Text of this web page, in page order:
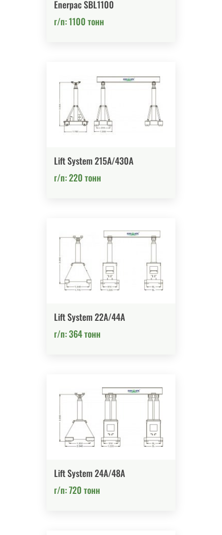
Enerpac SBL1100
г/п: 1100 тонн
Lift System 215A/430A
г/п: 220 тонн
Lift System 22A/44A
г/п: 364 тонн
Lift System 24A/48A
г/п: 720 тонн